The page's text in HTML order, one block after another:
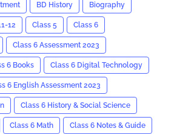
BD History Biography
12 Class 5 Class 6
Class 6 Assessment 2023
6 Books Class 6 Digital Technology
6 English Assessment 2023
Class 6 History & Social Science
Class 6 Math Class 6 Notes & Guide